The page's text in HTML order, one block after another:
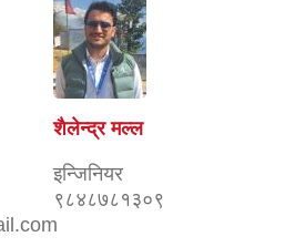
शैलेन्द्र मल्ल
इन्जिनियर
९८४८७८१३०९